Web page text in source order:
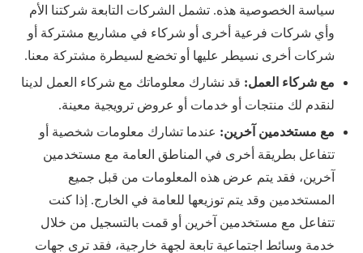
سياسة الخصوصية هذه. تشمل الشركات التابعة شركتنا الأم
وأي شركات فرعية أخرى أو شركاء في مشاريع مشتركة أو
شركات أخرى نسيطر عليها أو تخضع لسيطرة مشتركة معنا.
مع شركاء العمل: قد نشارك معلوماتك مع شركاء العمل لدينا
لنقدم لك منتجات أو خدمات أو عروض ترويجية معينة.
مع مستخدمين آخرين: عندما تشارك معلومات شخصية أو
تتفاعل بطريقة أخرى في المناطق العامة مع مستخدمين
آخرين، فقد يتم عرض هذه المعلومات من قبل جميع
المستخدمين وقد يتم توزيعها للعامة في الخارج. إذا كنت
تتفاعل مع مستخدمين آخرين أو قمت بالتسجيل من خلال
خدمة وسائط اجتماعية تابعة لجهة خارجية، فقد ترى جهات